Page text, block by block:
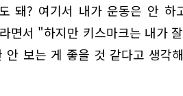
돼? 여기서 내가 운동은 안 하
면서 "하지만 키스마크는 내가
안 보는 게 좋을 것 같다고 생각